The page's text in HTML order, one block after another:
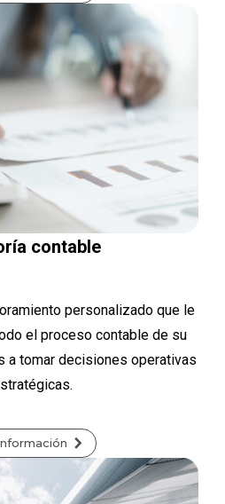
contable
personalizado que le
el proceso contable de su
a tomar decisiones operativas